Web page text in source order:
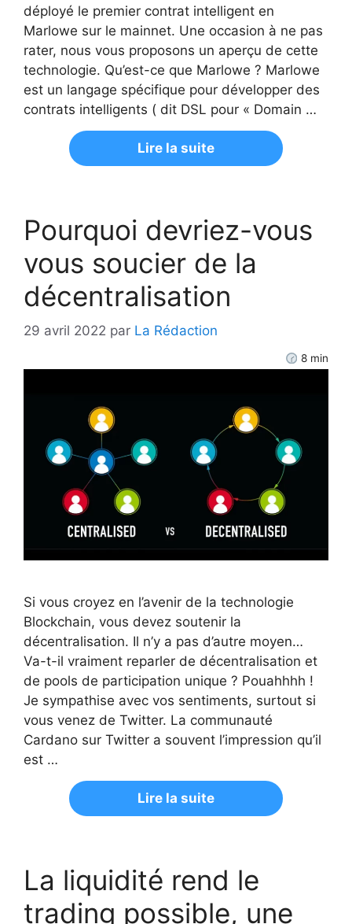
déployé le premier contrat intelligent en
Marlowe sur le mainnet. Une occasion à ne pas
rater, nous vous proposons un aperçu de cette
technologie. Qu’est-ce que Marlowe ? Marlowe
est un langage spécifique pour développer des
contrats intelligents ( dit DSL pour « Domain …
Lire la suite
Pourquoi devriez-vous
vous soucier de la
décentralisation
29 avril 2022 par La Rédaction
8 min
Si vous croyez en l’avenir de la technologie
Blockchain, vous devez soutenir la
décentralisation. Il n’y a pas d’autre moyen…
Va-t-il vraiment reparler de décentralisation et
de pools de participation unique ? Pouahhhh !
Je sympathise avec vos sentiments, surtout si
vous venez de Twitter. La communauté
Cardano sur Twitter a souvent l’impression qu’il
est …
Lire la suite
La liquidité rend le
trading possible, une